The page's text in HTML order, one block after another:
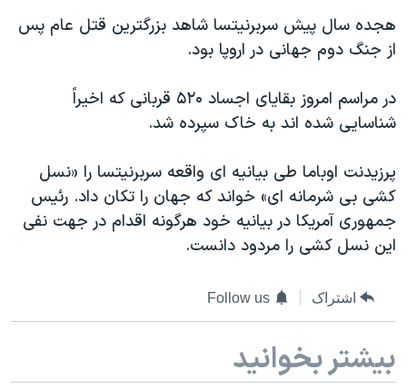
ویدیوها
فرهنگ و زندگی
اقتصادی
اسرائیل در جنگ
گالری عکس
آرشیو پخش زنده
بایگانی برنامه‌های تلویزیونی
مستندها
حمله جمهوری اسلامی به اسرائیل
ورزش زنان در ایران
اعتراضات زن، زندگی، آزادی
مجموعه مستندهای دادخواهی
چهل سال گروگان‌گیری
قانون شفافیت دارائی کادر رهبری ایران
دنبال کنید
زبانهای مختلف
هجده سال پیش سربرنیتسا شاهد بزرگترین قتل عام پس
از جنگ دوم جهانی در اروپا بود.
در مراسم امروز بقایای اجساد ۵۲۰ قربانی که اخیراً
شناسایی شده اند به خاک سپرده شد.
پرزیدنت اوباما طی بیانیه ای واقعه سربرنیتسا را «نسل
کشی بی شرمانه ای» خواند که جهان را تکان داد. رئیس
جمهوری آمریکا در بیانیه خود هرگونه اقدام در جهت نفی
این نسل کشی را مردود دانست.
اشتراک Follow us
بیشتر بخوانید